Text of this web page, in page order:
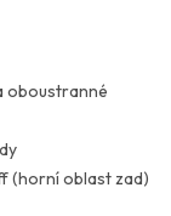
oboustranné
(horní oblast zad)